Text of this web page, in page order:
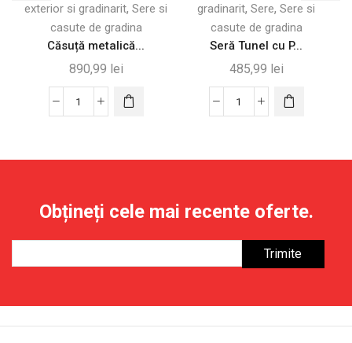
exterior si gradinarit, Sere si
casute de gradina
Căsuță metalică...
890,99 lei
Cantitate
142x86x189
cm,
verde
gradinarit, Sere, Sere si
casute de gradina
Seră Tunel cu P...
485,99 lei
Cantitate
PE
și
Structură
Obțineți cele mai recente oferte.